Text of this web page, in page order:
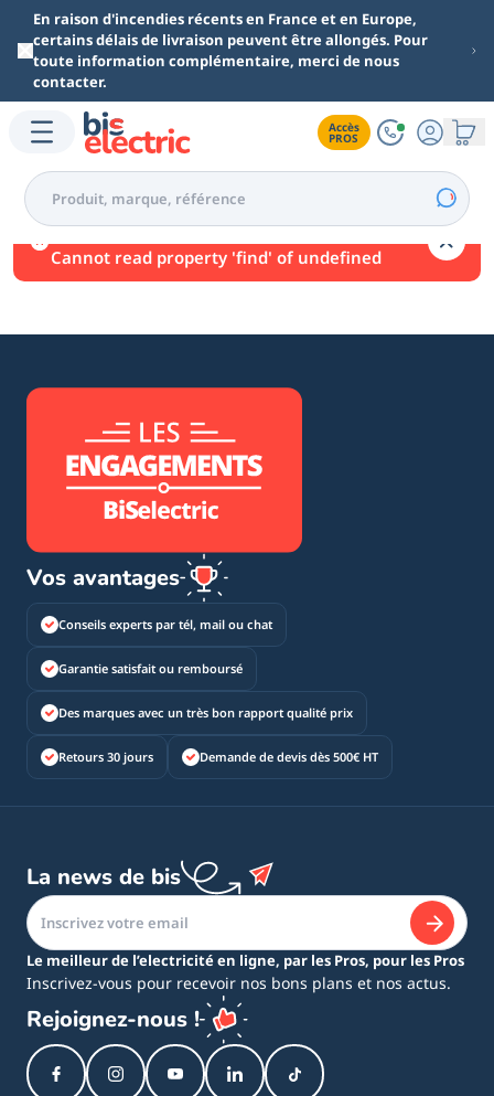
Aller au contenu principal
En raison d'incendies récents en France et en Europe,
certains délais de livraison peuvent être allongés. Pour
toute information complémentaire, merci de nous
contacter.
Accès
PROS
Une erreur est survenue.
Cannot read property 'find' of undefined
Vos avantages
Conseils experts par tél, mail ou chat
Garantie satisfait ou remboursé
Des marques avec un très bon rapport qualité prix
Retours 30 jours Demande de devis dès 500€ HT
La news de bis
Le meilleur de l’electricité en ligne, par les Pros, pour les Pros
Inscrivez-vous pour recevoir nos bons plans et nos actus.
Rejoignez-nous !